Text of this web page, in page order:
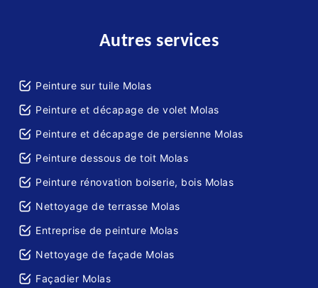
Autres services
Peinture sur tuile Molas
Peinture et décapage de volet Molas
Peinture et décapage de persienne Molas
Peinture dessous de toit Molas
Peinture rénovation boiserie, bois Molas
Nettoyage de terrasse Molas
Entreprise de peinture Molas
Nettoyage de façade Molas
Façadier Molas